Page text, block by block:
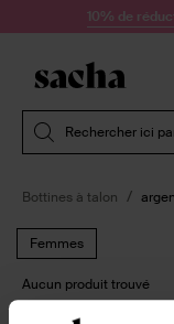
Passer au contenu
10% de
Rechercher ici
Bottines à talon
Femmes
Aucun produit trouvé